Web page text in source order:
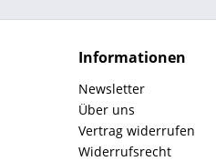
Informationen
Newsletter
Über uns
Vertrag widerrufen
Widerrufsrecht